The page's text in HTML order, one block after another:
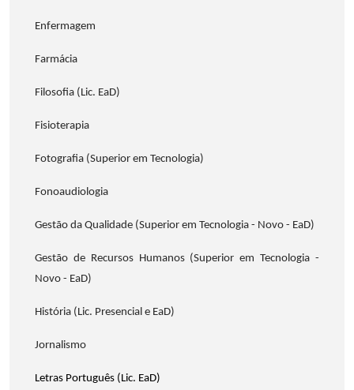
Enfermagem
Farmácia
Filosofia (Lic. EaD)
Fisioterapia
Fotografia (Superior em Tecnologia)
Fonoaudiologia
Gestão da Qualidade (Superior em Tecnologia - Novo - EaD)
Gestão de Recursos Humanos (Superior em Tecnologia -
Novo - EaD)
História (Lic. Presencial e EaD)
Jornalismo
Letras Português (Lic. EaD)